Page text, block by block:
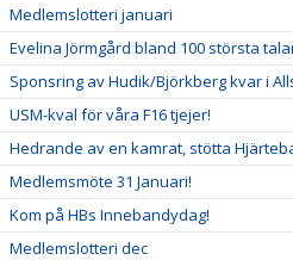
Medlemslotteri januari
Evelina Jörmgård bland 100 största
Sponsring av Hudik/Björkberg kvar i
USM-kval för våra F16 tjejer!
Hedrande av en kamrat, stötta
Medlemsmöte 31 Januari!
Kom på HBs Innebandydag!
Medlemslotteri dec